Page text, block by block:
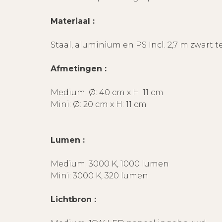
Materiaal :
Staal, aluminium en PS Incl. 2,7 m zwart
Afmetingen :
Medium: Ø: 40 cm x H: 11 cm
Mini: Ø: 20 cm x H: 11 cm
Lumen :
Medium: 3000 K, 1000 lumen
Mini: 3000 K, 320 lumen
Lichtbron :